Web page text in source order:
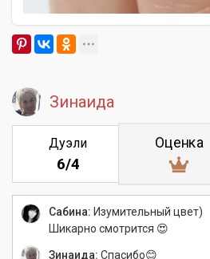
Зинаида
Дуэли
6/4
Оценка
Сабина: Изумительный цвет)
Шикарно смотрится 😍
Зинаида: Спасибо😊